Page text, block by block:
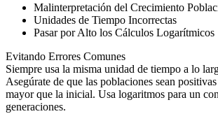
Malinterpretación del Crecimiento
Unidades de Tiempo Incorrectas
Pasar por Alto los Cálculos Logarítmicos
Evitando Errores Comunes
Siempre usa la misma unidad de tiempo a lo
Asegúrate de que las poblaciones sean
mayor que la inicial. Usa logaritmos para un
generaciones.